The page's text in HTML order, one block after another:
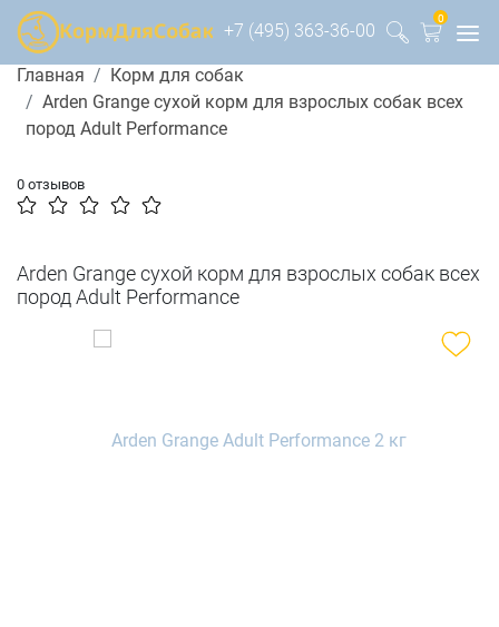
+7 (495) 363-36-00
0
Главная
Корм для собак
Arden Grange сухой корм для взрослых собак всех
пород Adult Performance
0 отзывов
Arden Grange сухой корм для взрослых собак всех
пород Adult Performance